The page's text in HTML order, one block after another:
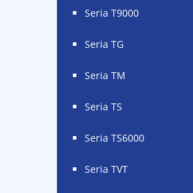
Seria T9000
Seria TG
Seria TM
Seria TS
Seria TS6000
Seria TVT